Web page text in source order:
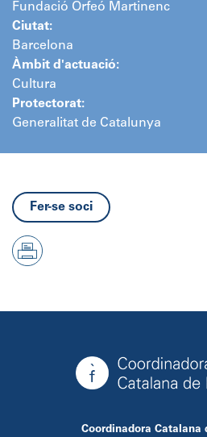
Fundació Orfeó Martinenc
Ciutat:
Barcelona
Àmbit d'actuació:
Cultura
Protectorat:
Generalitat de Catalunya
Fer-se soci
Coordinadora Catalana